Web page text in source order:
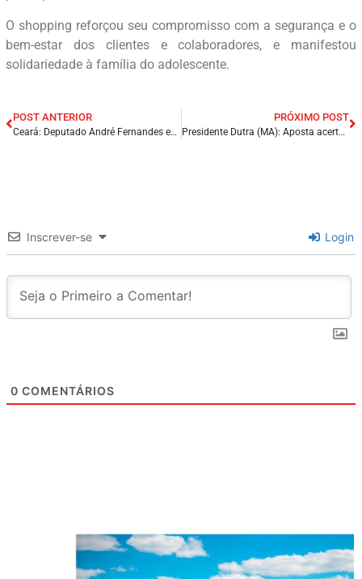
O shopping reforçou seu compromisso com a segurança e o
bem-estar dos clientes e colaboradores, e manifestou
solidariedade à família do adolescente.
POST ANTERIOR
Ceará: Deputado André Fernandes envia emenda para compra de armamento e quer premiar PM que ‘mais matar traficante’.
PRÓXIMO POST
Presidente Dutra (MA): Aposta acerta a quina da Mega-Sena e fatura mais de R$ 43 mil.
Inscrever-se Login
0 COMENTÁRIOS